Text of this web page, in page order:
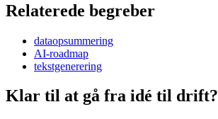
Relaterede begreber
dataopsummering
AI-roadmap
tekstgenerering
Klar til at gå fra idé til drift?